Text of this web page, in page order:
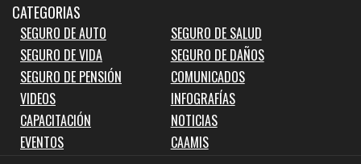
CATEGORIAS
SEGURO DE AUTO
SEGURO DE SALUD
SEGURO DE VIDA
SEGURO DE DAÑOS
SEGURO DE PENSIÓN
COMUNICADOS
VIDEOS
INFOGRAFÍAS
CAPACITACIÓN
NOTICIAS
EVENTOS
CAAMIS